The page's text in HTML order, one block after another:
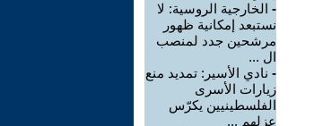
- الخارجية الروسية: لا
نستبعد إمكانية ظهور
مرشحين جدد لمنصب
ال ...
- نادي الأسير: تمديد منع
زيارات الأسرى
الفلسطينيين يكرّس
عزلهم ...